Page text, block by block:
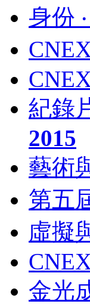
身份
紀錄
2015
藝術
第五
虛擬
金光